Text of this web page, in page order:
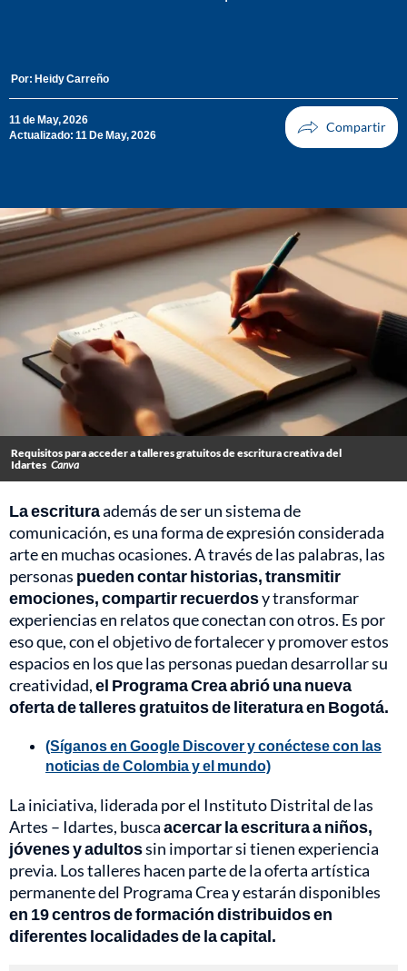
Por: Heidy Carreño
11 de May, 2026
Actualizado: 11 De May, 2026
Requisitos para acceder a talleres gratuitos de escritura creativa del
Idartes Canva
La escrituraademás de ser un sistema de
comunicación, es una forma de expresión considerada
arte en muchas ocasiones. A través de las palabras, las
personas pueden contar historias, transmitir
emociones, compartir recuerdosy transformar
experiencias en relatos que conectan con otros. Es por
eso que, con el objetivo de fortalecer y promover estos
espacios en los que las personas puedan desarrollar su
creatividad,el Programa Crea abrió una nueva
oferta de talleres gratuitos de literatura en Bogotá.
(Síganos en Google Discover y conéctese con las
noticias de Colombia y el mundo)
La iniciativa, liderada por el Instituto Distrital de las
Artes – Idartes, buscaacercar la escritura a niños,
jóvenes y adultossin importar si tienen experiencia
previa. Los talleres hacen parte de la oferta artística
permanente del Programa Crea y estarán disponibles
en 19 centros de formación distribuidos en
diferentes localidades de la capital.